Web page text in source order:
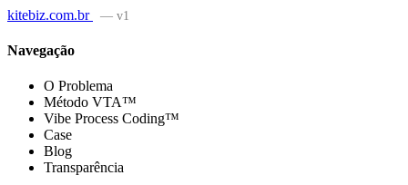
kitebiz.com.br — v1
Navegação
O Problema
Método VTA™
Vibe Process Coding™
Case
Blog
Transparência